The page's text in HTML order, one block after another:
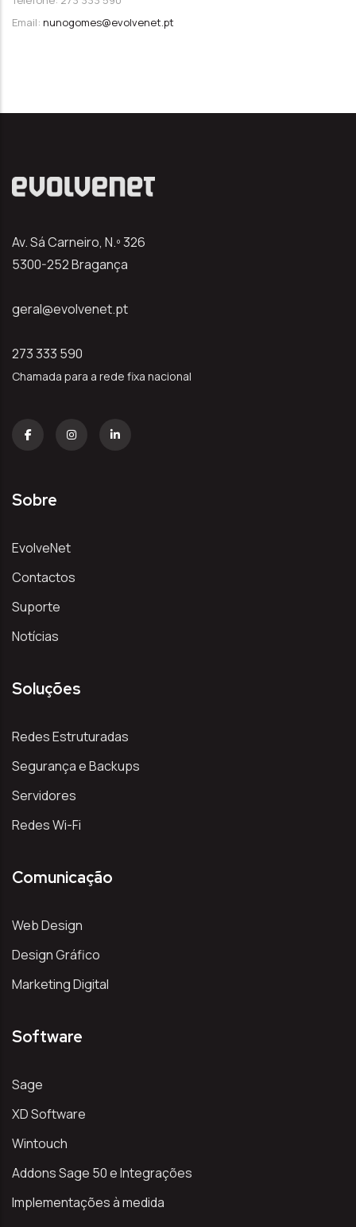
Email: nunogomes@evolvenet.pt
Av. Sá Carneiro, N.º 326
5300-252 Bragança
geral@evolvenet.pt
273 333 590
Chamada para a rede fixa nacional
Sobre
EvolveNet
Contactos
Suporte
Notícias
Soluções
Redes Estruturadas
Segurança e Backups
Servidores
Redes Wi-Fi
Comunicação
Web Design
Design Gráfico
Marketing Digital
Software
Sage
XD Software
Wintouch
Addons Sage 50 e Integrações
Implementações à medida